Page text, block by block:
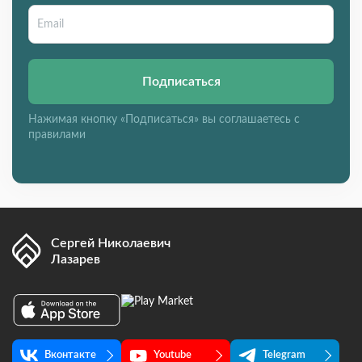
Подписаться
Нажимая кнопку «Подписаться» вы соглашаетесь с
правилами
Сергей Николаевич
Лазарев
Вконтакте Youtube Telegram